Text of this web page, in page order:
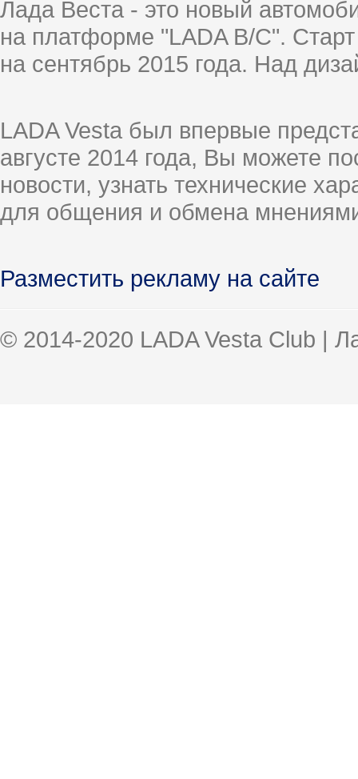
Лада Веста - это новый
на платформе "LADA B/C".
на сентябрь 2015 года. Над
LADA Vesta был впервые
августе 2014 года, Вы можете
новости, узнать технические
для общения и обмена
Разместить рекламу на сайте
© 2014-2020 LADA Vesta Club |